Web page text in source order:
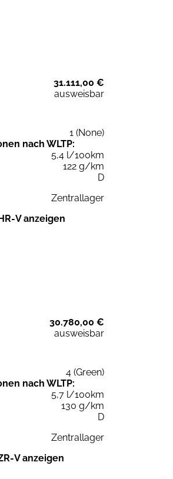
31.111,00 €
ausweisbar
1 (None)
nach WLTP:
5,4 l/100km
122 g/km
D
Zentrallager
V anzeigen
30.780,00 €
ausweisbar
4 (Green)
nach WLTP:
5,7 l/100km
130 g/km
D
Zentrallager
V anzeigen